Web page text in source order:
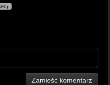
Zamieść komentarz